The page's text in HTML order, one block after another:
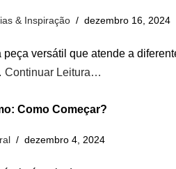
& Inspiração dezembro 16, 2024
peça versátil que atende a
Continuar Leitura…
Como Começar?
dezembro 4, 2024